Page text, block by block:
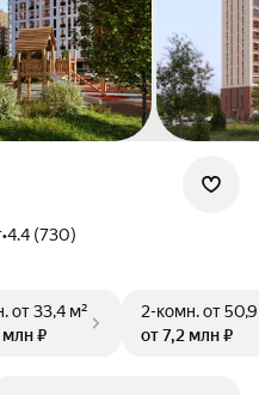
•4.4 (730)
от 33,4 м²
млн ₽
2-комн.от
от 7,2 млн ₽